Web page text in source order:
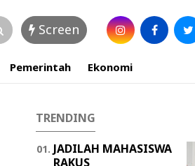
Screen
Pemerintah Ekonomi
TRENDING
JADILAH MAHASISWA
RAKUS